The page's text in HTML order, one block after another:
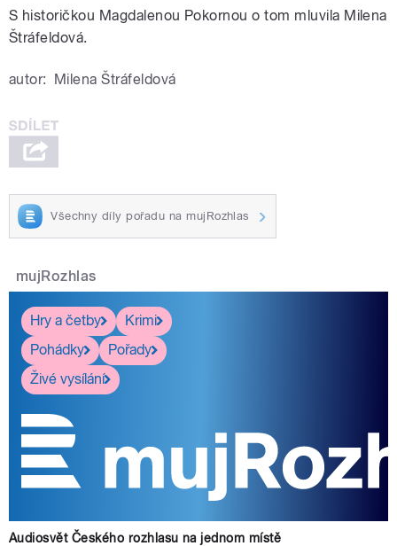
S historičkou Magdalenou Pokornou o tom mluvila Milena
Štráfeldová.
autor: Milena Štráfeldová
Všechny díly pořadu na mujRozhlas
mujRozhlas
Hry a četby
Krimi
Pohádky
Pořady
Živé vysílání
Audiosvět Českého rozhlasu na jednom místě